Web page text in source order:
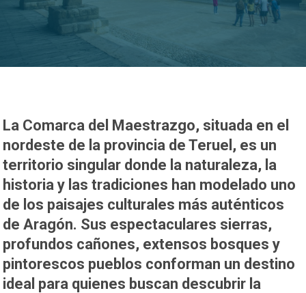
La Comarca del Maestrazgo, situada en el
nordeste de la provincia de Teruel, es un
territorio singular donde la naturaleza, la
historia y las tradiciones han modelado uno
de los paisajes culturales más auténticos
de Aragón. Sus espectaculares sierras,
profundos cañones, extensos bosques y
pintorescos pueblos conforman un destino
ideal para quienes buscan descubrir la